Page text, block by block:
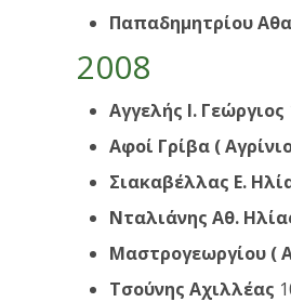
Παπαδημητρίου
2008
Αγγελής Ι. Γεώργιος
Αφοί Γρίβα (
Σιακαβέλλας Ε.
Νταλιάνης Αθ.
Μαστρογεωργίου (
Τσούνης Αχιλλέας